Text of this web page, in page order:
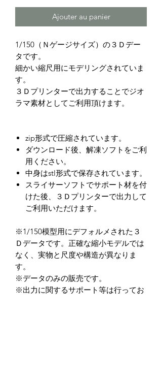
Ajouter au panier
1/150（Ｎゲージサイズ）の３Ｄデー
タです。
細かい縮尺用にモデリングされていま
す。
３Ｄプリンターで出力することでジオ
ラマ素材としてご利用頂けます。
zip形式で圧縮されています。
ダウンロード後、解凍ソフトをご利
用ください。
中身はstl形式で保存されています。
スライサーソフトでサポート材を付
けた後、３Ｄプリンターで出力して
ご利用いただけます。
※1/150模型用にデフォルメされた３
Ｄデータです。正確な縮小モデルでは
なく、実物と尺度や構造が異なりま
す。
※データのみの販売です。
※出力に関するサポート等は行ってお